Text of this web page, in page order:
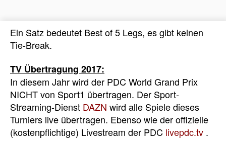
Ein Satz bedeutet Best of 5 Legs, es gibt keinen
Tie-Break.
TV Übertragung 2017:
In diesem Jahr wird der PDC World Grand Prix
NICHT von Sport1 übertragen. Der Sport-
Streaming-Dienst DAZN wird alle Spiele dieses
Turniers live übertragen. Ebenso wie der offizielle
(kostenpflichtige) Livestream der PDC livepdc.tv .